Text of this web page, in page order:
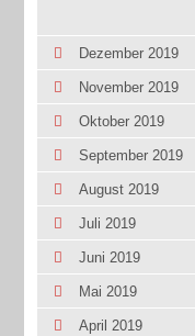
Dezember 2019
November 2019
Oktober 2019
September 2019
August 2019
Juli 2019
Juni 2019
Mai 2019
April 2019